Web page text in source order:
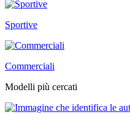
Sportive
Commerciali
Modelli più cercati